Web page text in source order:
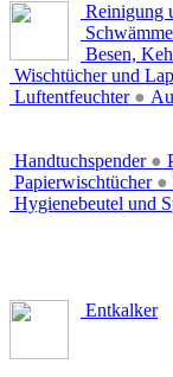
Reinigung
Besen,
Wischtücher und
Luftentfeuchter ●
Handtuchspender ●
Papierwischtücher ●
Hygienebeutel und
Entkalker